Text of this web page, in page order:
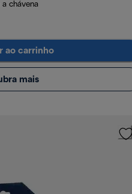
chávena
ao carrinho
mais